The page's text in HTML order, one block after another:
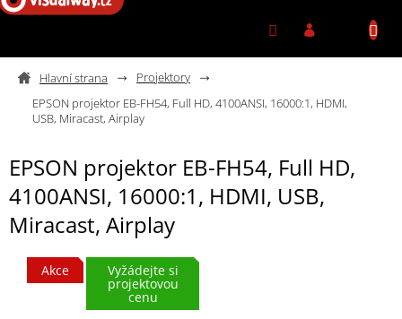
Přejít na obsah
Projektory
EPSON projektor EB-FH54, Full HD, 4100ANSI, 16000:1, HDMI,
USB, Miracast, Airplay
EPSON projektor EB-FH54, Full HD,
4100ANSI, 16000:1, HDMI, USB,
Miracast, Airplay
Akce Vyžádejte si
projektovou
cenu